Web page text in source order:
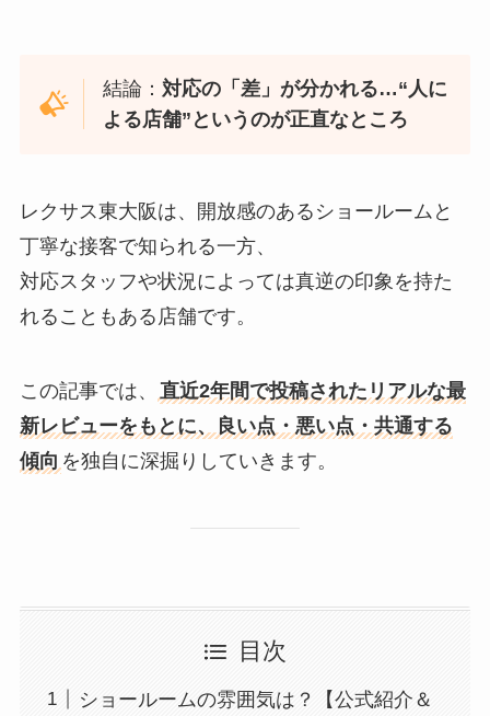
結論：対応の「差」が分かれる…“人に
よる店舗”というのが正直なところ
レクサス東大阪は、開放感のあるショールームと
丁寧な接客で知られる一方、
対応スタッフや状況によっては真逆の印象を持た
れることもある店舗です。
この記事では、
直近2年間で投稿されたリアルな最
新レビューをもとに、良い点・悪い点・共通する
傾向 を独自に深掘りしていきます。
目次
ショールームの雰囲気は？【公式紹介＆